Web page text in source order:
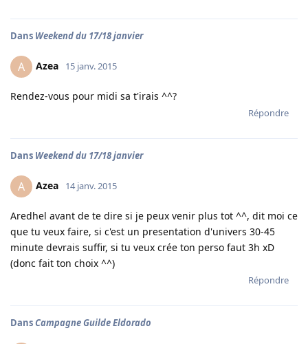
Dans Weekend du 17/18 janvier
A Azea 15 janv. 2015
Rendez-vous pour midi sa t'irais ^^?
Répondre
Dans Weekend du 17/18 janvier
A Azea 14 janv. 2015
Aredhel avant de te dire si je peux venir plus tot ^^, dit moi ce
que tu veux faire, si c'est un presentation d'univers 30-45
minute devrais suffir, si tu veux crée ton perso faut 3h xD
(donc fait ton choix ^^)
Répondre
DansCampagne Guilde Eldorado